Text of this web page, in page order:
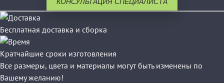
Бесплатная доставка и сборка
Кратчайшие сроки изготовления
Все размеры, цвета и материалы могут быть изменены по
Вашему желанию!